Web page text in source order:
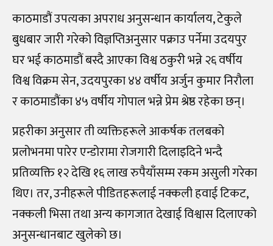
काठमाडौं उपत्यका अपराध अनुसन्धान कार्यालय, टेकुले
बुधबार जारी गरेको विज्ञप्तिअनुसार पक्राउ पर्नेमा उदयपुर
घर भई काठमाडौं बस्दै आएका विश्व ठकुरी भन्ने २६ वर्षीय
विश्व विक्रम सेन, उदयपुरका ४४ वर्षीय अर्जुन कुमार निरौला
र काठमाडौंका ४५ वर्षीय गोपाल भन्ने प्रेम श्रेष्ठ रहेका छन्।
प्रहरीका अनुसार ती व्यक्तिहरूले आकर्षक तलबको
प्रलोभनमा पारेर एन्डोरामा रोजगारी दिलाइदिने भन्दै
प्रतिव्यक्ति १२ देखि १६ लाख रुपैयाँसम्म रकम असुली गरेका
थिए। तर, उनीहरूले पीडितहरूलाई नक्कली हवाई टिकट,
नक्कली भिसा तथा अन्य कागजात देखाई विश्वास दिलाएको
अनुसन्धानबाट खुलेको छ।